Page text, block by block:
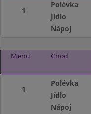
1
Polévka
Jídlo
Nápoj
Menu Chod
1
Polévka
Jídlo
Nápoj